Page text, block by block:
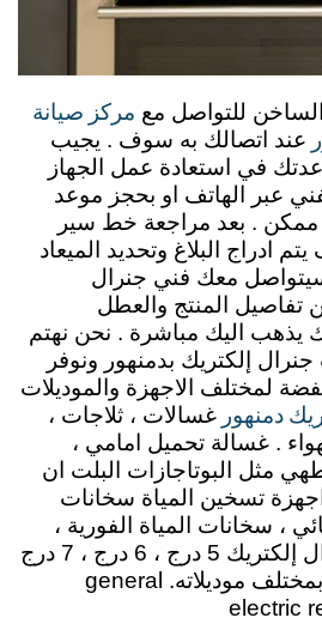
للتواصل مع مركز صيانة
عند اتصالك به سوف . يجيب
في استعادة عمل الجهاز
عبر الهاتف او بحجز موعد
. بعد مراجعة خط سير
ادراج البلاغ وتحديد الميعاد
معك فني جنرال
تفاصيل المنتج والعطل
يذهب اليك مباشرة . نحن نهتم
إلكتريك بدمنهور ونوفر
لمختلف الاجهزة والموديلات
دمنهور غسالات ، ثلاجات ،
. غسالة تحميل امامي ،
مثل البوتاجازات البلت ان
تسخين المياة سخانات
، سخانات المياة الفورية ،
صيانة ديب فريزر جنرال إلكتريك 5 درج ، 6 درج ، 7 درج
والديب فريزر الافقي بمختلف موديلاته. general
electric